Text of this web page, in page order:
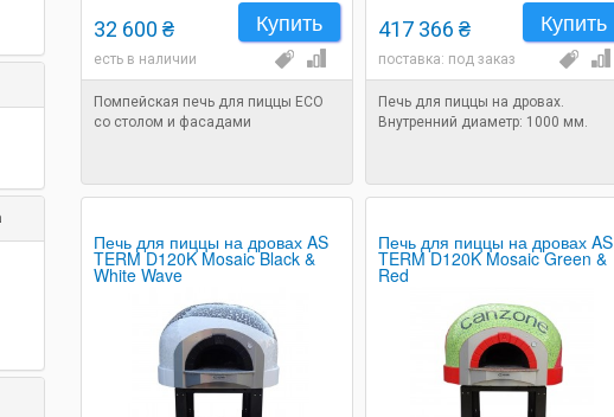
Купить
32 600 ₴
есть в наличии
Помпейская печь для пиццы ECO
со столом и фасадами
Купить
417 366 ₴
поставка: под заказ
Печь для пиццы на дровах.
Внутренний диаметр: 1000 мм.
Печь для пиццы на дровах AS
TERM D120K Mosaic Black &
White Wave
Печь для пиццы на дровах AS
TERM D120K Mosaic Green &
Red